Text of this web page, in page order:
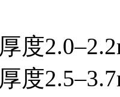
度
度